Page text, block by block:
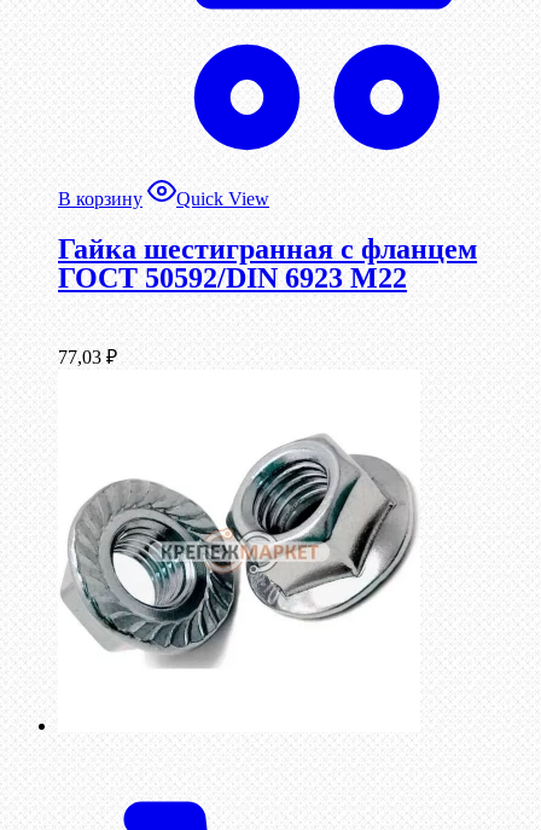
В корзину Quick View
Гайка шестигранная с фланцем
ГОСТ 50592/DIN 6923 М22
77,03 ₽